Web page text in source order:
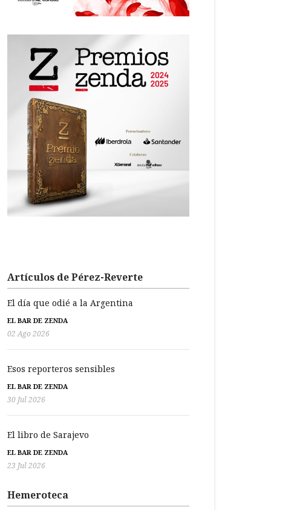
Artículos de Pérez-Reverte
El día que odié a la Argentina
EL BAR DE ZENDA
02 Ago 2026
Esos reporteros sensibles
EL BAR DE ZENDA
30 Jul 2026
El libro de Sarajevo
EL BAR DE ZENDA
23 Jul 2026
Hemeroteca